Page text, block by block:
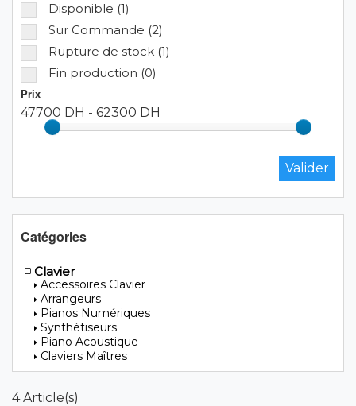
Disponible (1)
Sur Commande (2)
Rupture de stock (1)
Fin production (0)
Prix
47700 DH - 62300 DH
Catégories
Clavier
Accessoires Clavier
Arrangeurs
Pianos Numériques
Synthétiseurs
Piano Acoustique
Claviers Maîtres
4 Article(s)